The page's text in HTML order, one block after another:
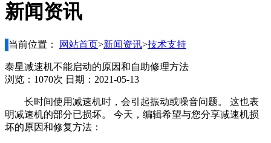
新闻资讯
当前位置： 网站首页>新闻资讯>技术支持
泰星减速机不能启动的原因和自助修理方法
浏览：1070次 日期：2021-05-13
长时间使用减速机时，会引起振动或噪音问题。 这也表
明减速机的部分已损坏。 今天，编辑希望与您分享减速机损
坏的原因和修复方法：